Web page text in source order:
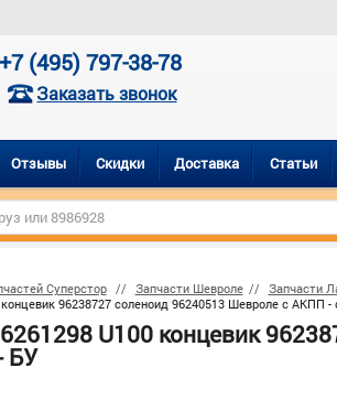
+7 (495) 797-38-78
Заказать звонок
Отзывы Скидки Доставка Статьи
Суперстор Запчасти Шевроле
Запчасти
96238727 соленоид 96240513 Шевроле с АКПП
U100 концевик
БУ